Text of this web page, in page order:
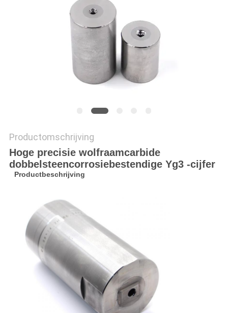
Productomschrijving
Hoge precisie wolfraamcarbide
dobbelsteencorrosiebestendige Yg3 -cijfer
Productbeschrijving